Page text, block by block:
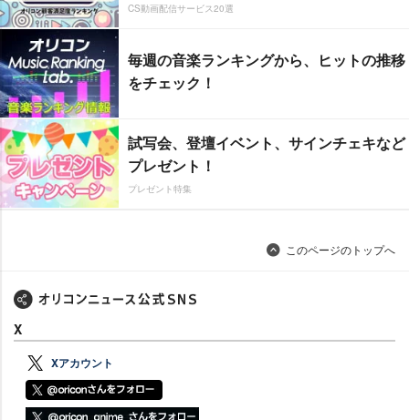
CS動画配信サービス20選
毎週の音楽ランキングから、ヒットの推移
をチェック！
試写会、登壇イベント、サインチェキなど
プレゼント！
プレゼント特集
このページのトップへ
X
Xアカウント